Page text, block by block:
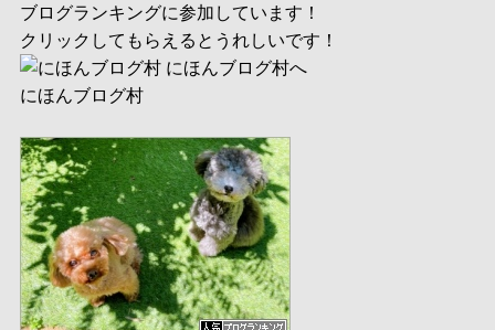
ブログランキングに参加しています！
クリックしてもらえるとうれしいです！
にほんブログ村